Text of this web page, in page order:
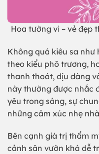
Hoa tường vi – vẻ đẹp
Không quá kiêu sa
theo kiểu phô trương,
thanh thoát, dịu dàng
này thường được nhắc
yêu trong sáng, sự
những cảm xúc nhẹ
Bên cạnh giá trị thẩm
cảnh sân vườn khá dễ